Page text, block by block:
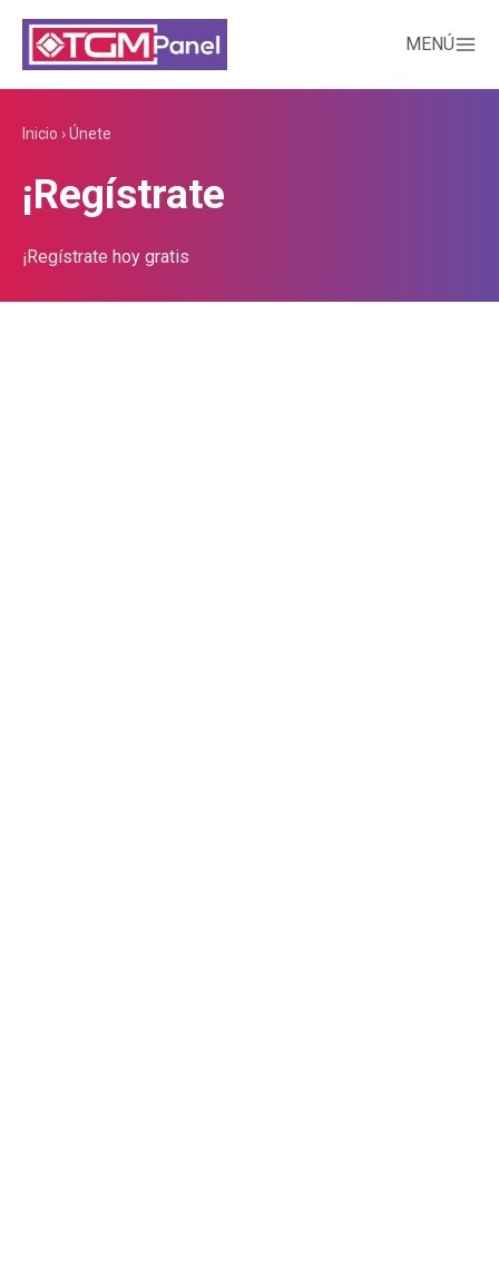
MENÚ
Inicio ›Únete
¡Regístrate
¡Regístrate hoy gratis